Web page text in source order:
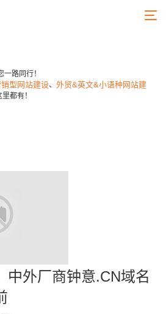
路同行！
型网站建设、 外贸&英文&小语种网站建
都有！
中外厂商钟意.CN域名